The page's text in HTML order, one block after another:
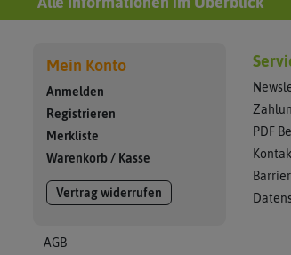
Mein Konto
Anmelden
Registrieren
Merkliste
Warenkorb / Kasse
Vertrag widerrufen
AGB
PDF